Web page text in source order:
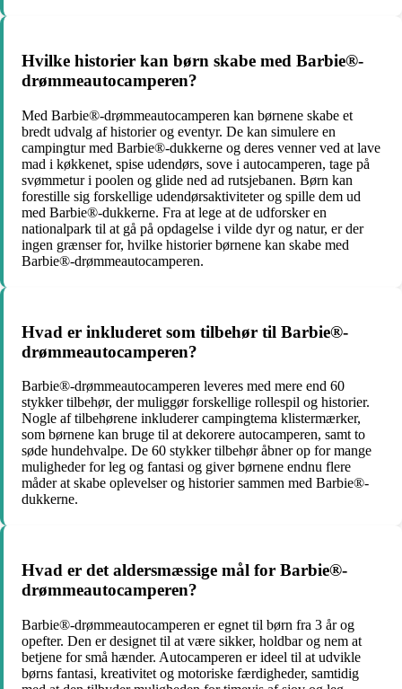
Hvilke historier kan børn skabe med Barbie®-
drømmeautocamperen?
Med Barbie®-drømmeautocamperen kan børnene skabe et
bredt udvalg af historier og eventyr. De kan simulere en
campingtur med Barbie®-dukkerne og deres venner ved at lave
mad i køkkenet, spise udendørs, sove i autocamperen, tage på
svømmetur i poolen og glide ned ad rutsjebanen. Børn kan
forestille sig forskellige udendørsaktiviteter og spille dem ud
med Barbie®-dukkerne. Fra at lege at de udforsker en
nationalpark til at gå på opdagelse i vilde dyr og natur, er der
ingen grænser for, hvilke historier børnene kan skabe med
Barbie®-drømmeautocamperen.
Hvad er inkluderet som tilbehør til Barbie®-
drømmeautocamperen?
Barbie®-drømmeautocamperen leveres med mere end 60
stykker tilbehør, der muliggør forskellige rollespil og historier.
Nogle af tilbehørene inkluderer campingtema klistermærker,
som børnene kan bruge til at dekorere autocamperen, samt to
søde hundehvalpe. De 60 stykker tilbehør åbner op for mange
muligheder for leg og fantasi og giver børnene endnu flere
måder at skabe oplevelser og historier sammen med Barbie®-
dukkerne.
Hvad er det aldersmæssige mål for Barbie®-
drømmeautocamperen?
Barbie®-drømmeautocamperen er egnet til børn fra 3 år og
opefter. Den er designet til at være sikker, holdbar og nem at
betjene for små hænder. Autocamperen er ideel til at udvikle
børns fantasi, kreativitet og motoriske færdigheder, samtidig